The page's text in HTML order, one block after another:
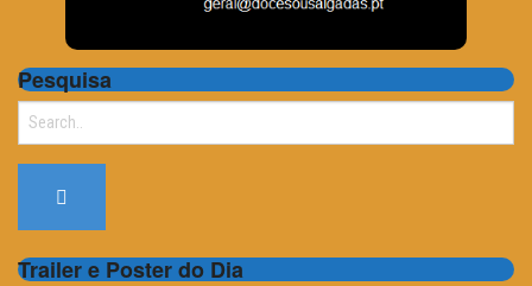
Pesquisa
Search
Trailer e Poster do Dia